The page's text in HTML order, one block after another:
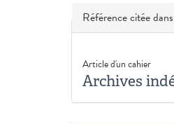
Masquer
Référence citée
Article d'un cahier
Archives